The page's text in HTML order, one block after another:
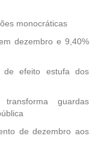
monocráticas
dezembro e 9,40%
de efeito estufa dos
guardas
de dezembro aos